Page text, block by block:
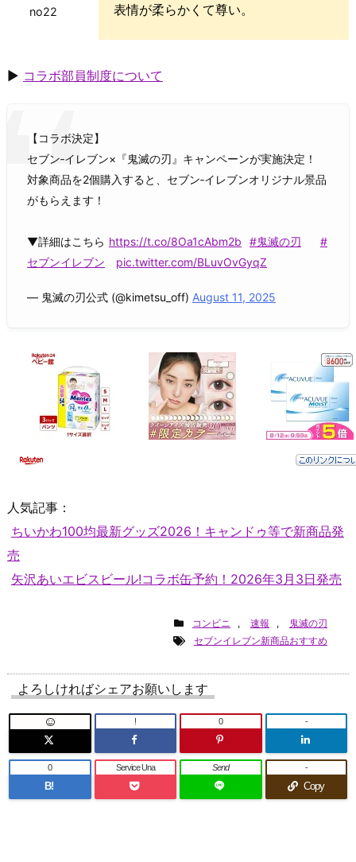
no22
表情が柔らかくて尊い。
▶ コラボ部員制度について
【コラボ決定】
セブン‐イレブン×『鬼滅の刃』キャンペーンが実施決定！
対象商品を2個購入すると、セブン‐イレブンオリジナル景品
がもらえます！
▼詳細はこちら https://t.co/8Oa1cAbm2b #鬼滅の刃
#
セブンイレブン
pic.twitter.com/BLuvOvGyqZ
— 鬼滅の刃公式 (@kimetsu_off) August 11, 2025
人気記事：
ちいかわ100均最新グッズ2026！キャンドゥ等で新商品発
売
矢沢あいエビスビール!コラボ缶予約！2026年3月3日発売
コンビニ , 速報 ,
鬼滅の刃
セブンイレブン新商品おすすめ
よろしければシェアお願いします
! 0 -
B!
0 Service Una Send
Copy
-